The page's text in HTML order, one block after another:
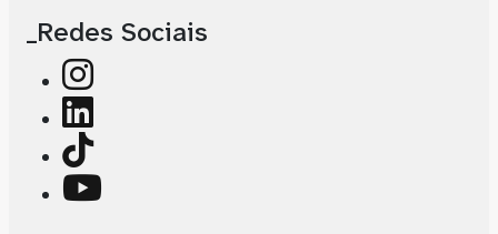
_Redes Sociais